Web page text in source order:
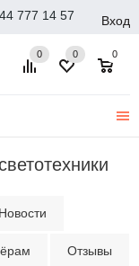
777 14 57 Вход
0 0
0
Новости
Отзывы